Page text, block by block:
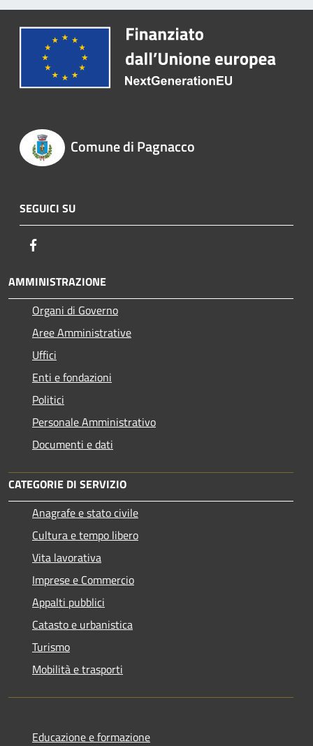
Comune di Pagnacco
SEGUICI SU
AMMINISTRAZIONE
Organi di Governo
Aree Amministrative
Uffici
Enti e fondazioni
Politici
Personale Amministrativo
Documenti e dati
CATEGORIE DI SERVIZIO
Anagrafe e stato civile
Cultura e tempo libero
Vita lavorativa
Imprese e Commercio
Appalti pubblici
Catasto e urbanistica
Turismo
Mobilità e trasporti
Educazione e formazione